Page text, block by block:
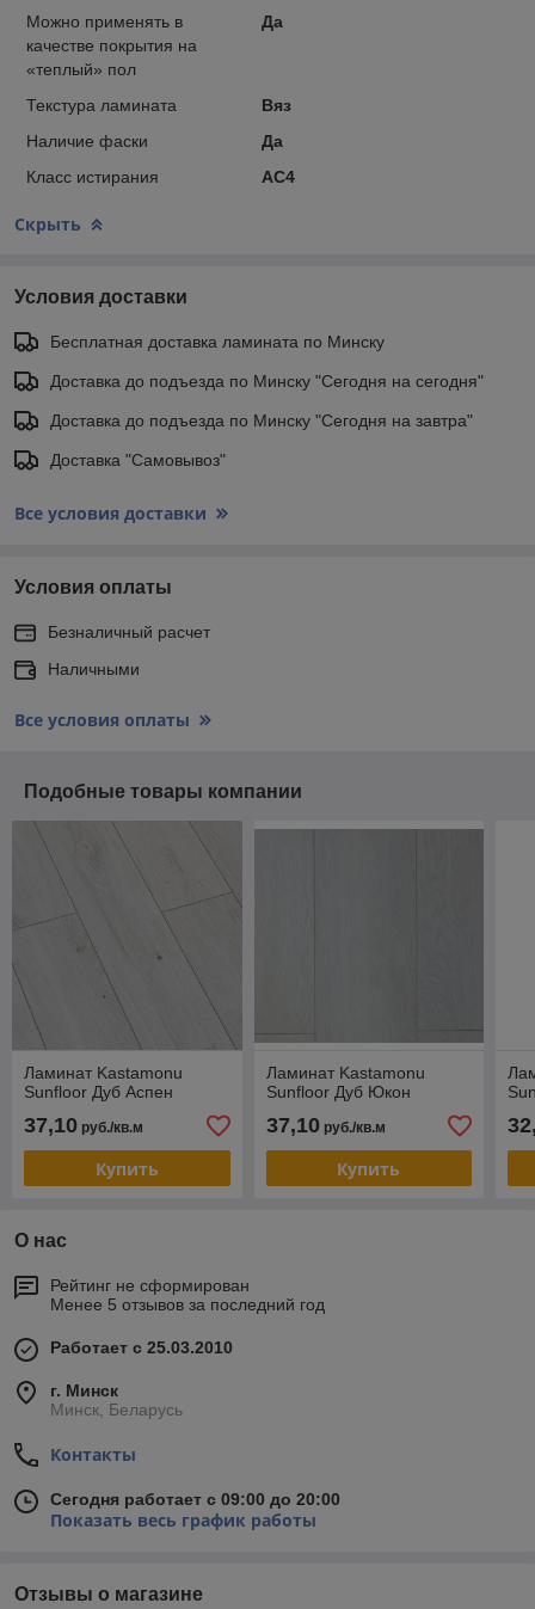
Можно применять в
качестве покрытия на
«теплый» пол
Да
Текстура ламината
Вяз
Наличие фаски
Да
Класс истирания
АС4
Скрыть
Условия доставки
Бесплатная доставка ламината по Минску
Доставка до подъезда по Минску "Сегодня на сегодня"
Доставка до подъезда по Минску "Сегодня на завтра"
Доставка "Самовывоз"
Все условия доставки
Условия оплаты
Безналичный расчет
Наличными
Все условия оплаты
Подобные товары компании
Ламинат Kastamonu
Sunfloor Дуб Аспен
37,10 руб./кв.м
Купить
Ламинат Kastamonu
Sunfloor Дуб Юкон
37,10руб./кв.м
Купить
О нас
Рейтинг не сформирован
Менее 5 отзывов за последний год
Работает с 25.03.2010
г. Минск
Минск, Беларусь
Контакты
Сегодня работает с 09:00 до 20:00
Показать весь график работы
Отзывы о магазине